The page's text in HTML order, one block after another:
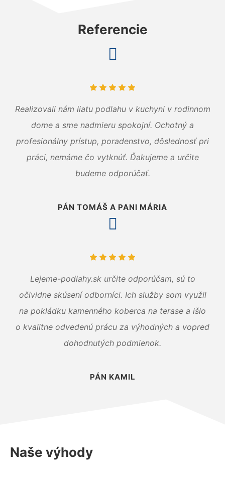
Referencie
Realizovali nám liatu podlahu v kuchyni v rodinnom
dome a sme nadmieru spokojní. Ochotný a
profesionálny prístup, poradenstvo, dôslednosť pri
práci, nemáme čo vytknúť. Ďakujeme a určite
budeme odporúčať.
PÁN TOMÁŠ A PANI MÁRIA
Lejeme-podlahy.sk určite odporúčam, sú to
očividne skúsení odborníci. Ich služby som využil
na pokládku kamenného koberca na terase a išlo
o kvalitne odvedenú prácu za výhodných a vopred
dohodnutých podmienok.
PÁN KAMIL
Naše výhody